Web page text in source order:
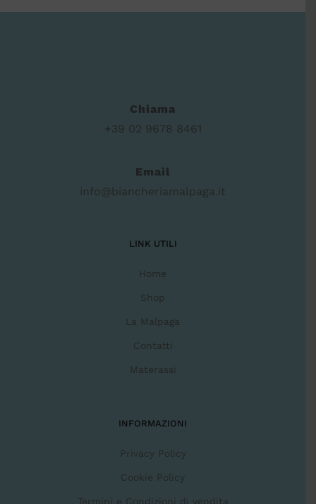
Chiama
+39 02 9678 8461
Email
info@biancheriamalpaga.it
LINK UTILI
Home
Shop
La Malpaga
Contatti
Materassi
INFORMAZIONI
Privacy Policy
Cookie Policy
Termini e Condizioni di vendita